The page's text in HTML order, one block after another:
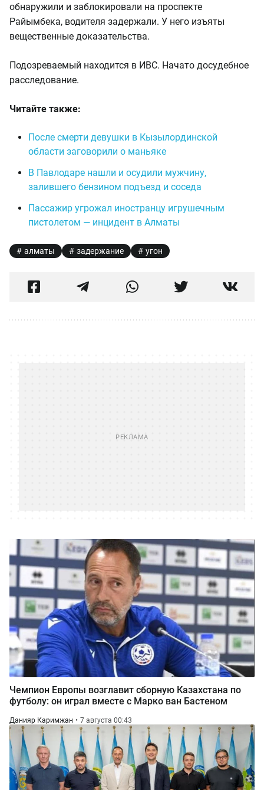
обнаружили и заблокировали на проспекте
Райымбека, водителя задержали. У него изъяты
вещественные доказательства.
Подозреваемый находится в ИВС. Начато досудебное
расследование.
Читайте также:
После смерти девушки в Кызылординской
области заговорили о маньяке
В Павлодаре нашли и осудили мужчину,
залившего бензином подъезд и соседа
Пассажир угрожал иностранцу игрушечным
пистолетом — инцидент в Алматы
алматы задержание угон
Чемпион Европы возглавит сборную Казахстана по
футболу: он играл вместе с Марко ван Бастеном
Данияр Каримжан 7 августа 00:43